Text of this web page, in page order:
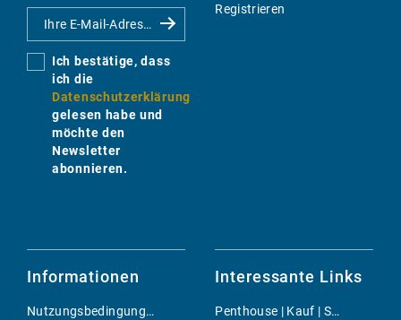
Ich bestätige, dass
ich die
Datenschutzerklärung
gelesen habe und
möchte den
Newsletter
abonnieren.
Registrieren
Informationen
Nutzungsbedingungen
Interessante Links
Penthouse | Kauf | Son Rapinya